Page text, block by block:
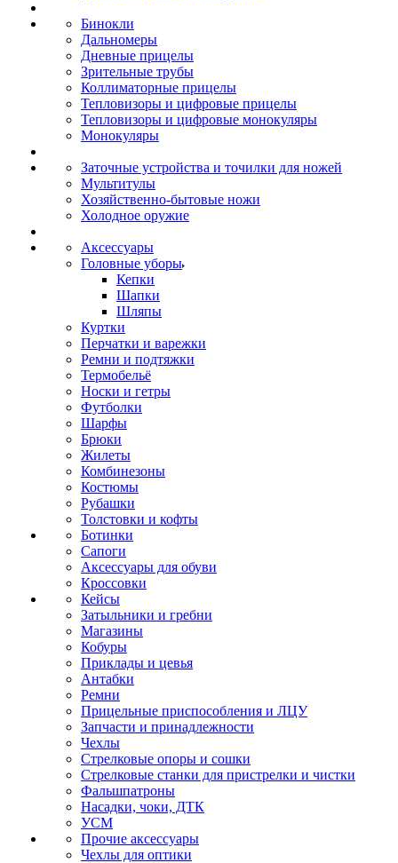
Бинокли
Дальномеры
Дневные прицелы
Зрительные трубы
Коллиматорные прицелы
Тепловизоры и цифровые прицелы
Тепловизоры и цифровые монокуляры
Монокуляры
Заточные устройства и точилки для ножей
Мультитулы
Хозяйственно-бытовые ножи
Холодное оружие
Аксессуары
Головные уборы
Кепки
Шапки
Шляпы
Куртки
Перчатки и варежки
Ремни и подтяжки
Термобельё
Носки и гетры
Футболки
Шарфы
Брюки
Жилеты
Комбинезоны
Костюмы
Рубашки
Толстовки и кофты
Ботинки
Сапоги
Аксессуары для обуви
Кроссовки
Кейсы
Затыльники и гребни
Магазины
Кобуры
Приклады и цевья
Антабки
Ремни
Прицельные приспособления и ЛЦУ
Запчасти и принадлежности
Чехлы
Стрелковые опоры и сошки
Стрелковые станки для пристрелки и чистки
Фальшпатроны
Насадки, чоки, ДТК
УСМ
Прочие аксессуары
Чехлы для оптики